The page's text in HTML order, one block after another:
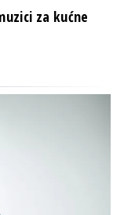
za kućne